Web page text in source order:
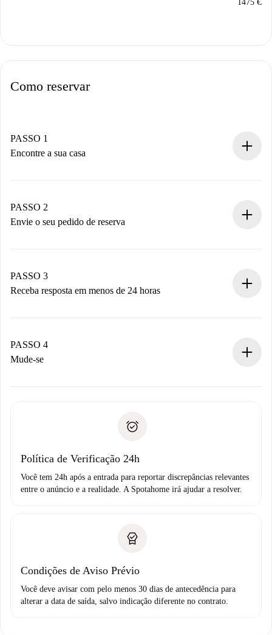
1475 €/
Como reservar
PASSO 1
Encontre a sua casa
Você tem todas as informações necessárias
antecipadamente.
PASSO 2
Envie o seu pedido de reserva
Não cobramos nada até que o proprietário confirme.
PASSO 3
Receba resposta em menos de 24 horas
proprietário.
Se recusada: não cobraremos nada e ofereceremos
Débito direto bancário
PASSO 4
Mude-se
não comunicar nenhum problema.
Política de Verificação 24h
Você tem 24h após a entrada para reportar discrepâncias relevantes
entre o anúncio e a realidade. A Spotahome irá ajudar a resolver.
Condições de Aviso Prévio
Você deve avisar com pelo menos 30 dias de antecedência para
alterar a data de saída, salvo indicação diferente no contrato.